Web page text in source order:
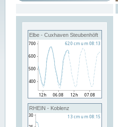
Elbe - Cuxhaven Steubenhöft
RHEIN - Koblenz